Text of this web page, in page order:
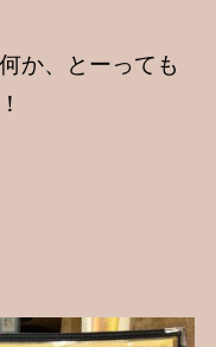
か、とーっても